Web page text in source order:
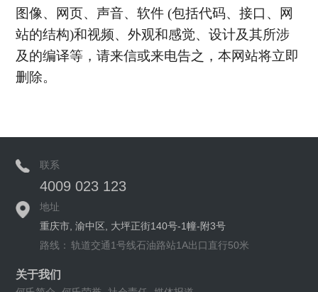
图像、网页、声音、软件 (包括代码、接口、网
站的结构)和视频、外观和感觉、设计及其所涉
及的编译等，请来信或来电告之，本网站将立即
删除。
联系
4009 023 123
地址
重庆市, 渝中区, 大坪正街140号-1幢-附3号
路线： 轨道交通1号线石油路站1A出口直行50米
关于我们